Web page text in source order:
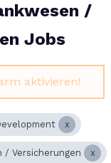
/
Jobs
aktivieren!
/ Versicherungen